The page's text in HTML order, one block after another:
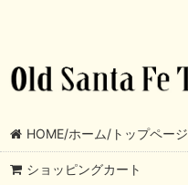
HOME/ホーム/トップページ
ショッピングカート